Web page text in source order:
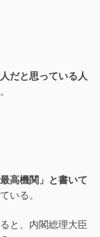
だと思っている人
高機関」と書いて
いる。
と、内閣総理大臣